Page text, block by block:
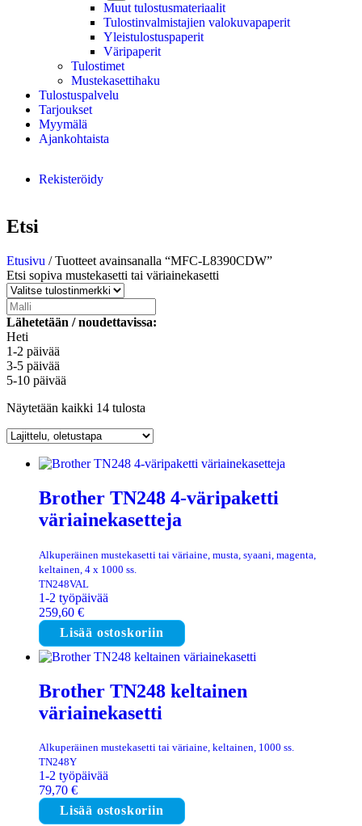
Muut tulostusmateriaalit
Tulostinvalmistajien valokuvapaperit
Yleistulostuspaperit
Väripaperit
Tulostimet
Mustekasettihaku
Tulostuspalvelu
Tarjoukset
Myymälä
Ajankohtaista
Rekisteröidy
Etsi
Etusivu / Tuotteet avainsanalla “MFC-L8390CDW”
Etsi sopiva mustekasetti tai väriainekasetti
Lähetetään / noudettavissa:
Heti
1-2 päivää
3-5 päivää
5-10 päivää
Näytetään kaikki 14 tulosta
Brother TN248 4-väripaketti
väriainekasetteja
Alkuperäinen mustekasetti tai väriaine, musta, syaani, magenta,
keltainen, 4 x 1000 ss.
TN248VAL
1-2 työpäivää
259,60 €
Lisää ostoskoriin
Brother TN248 keltainen
väriainekasetti
Alkuperäinen mustekasetti tai väriaine, keltainen, 1000 ss.
TN248Y
1-2 työpäivää
79,70 €
Lisää ostoskoriin